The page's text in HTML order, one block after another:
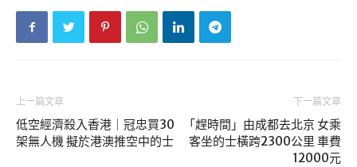
上一篇文章
低空經濟殺入香港｜冠忠買30
架無人機 擬於港澳推空中的士
下一篇文章
「趕時間」由成都去北京 女乘
客坐的士橫跨2300公里 車費
12000元